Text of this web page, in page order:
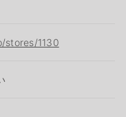
stores/1130